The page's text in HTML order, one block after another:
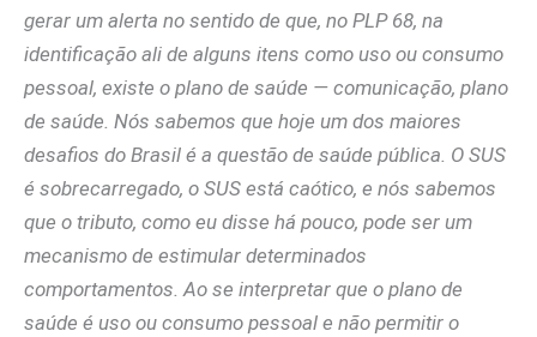
gerar um alerta no sentido de que, no PLP 68, na
identificação ali de alguns itens como uso ou consumo
pessoal, existe o plano de saúde — comunicação, plano
de saúde. Nós sabemos que hoje um dos maiores
desafios do Brasil é a questão de saúde pública. O SUS
é sobrecarregado, o SUS está caótico, e nós sabemos
que o tributo, como eu disse há pouco, pode ser um
mecanismo de estimular determinados
comportamentos. Ao se interpretar que o plano de
saúde é uso ou consumo pessoal e não permitir o